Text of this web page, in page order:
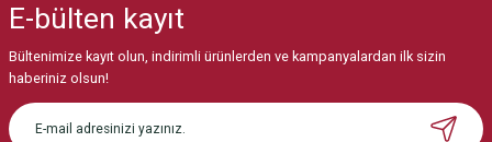
Görüş ve önerileriniz için teşekkür ederiz.
Ürün resmi kalitesiz, bozuk veya görüntülenemiyor.
Ürün açıklamasında eksik bilgiler bulunuyor.
Ürün bilgilerinde hatalar bulunuyor.
E-bülten kayıt
Bültenimize kayıt olun, indirimli ürünlerden ve kampanyalardan ilk sizin
haberiniz olsun!